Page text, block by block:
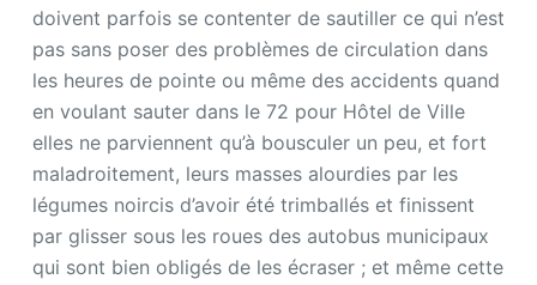
doivent parfois se contenter de sautiller ce qui n’est
pas sans poser des problèmes de circulation dans
les heures de pointe ou même des accidents quand
en voulant sauter dans le 72 pour Hôtel de Ville
elles ne parviennent qu’à bousculer un peu, et fort
maladroitement, leurs masses alourdies par les
légumes noircis d’avoir été trimballés et finissent
par glisser sous les roues des autobus municipaux
qui sont bien obligés de les écraser ; et même cette